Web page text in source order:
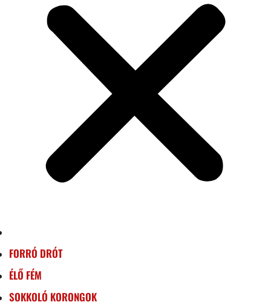
FORRÓ DRÓT
ÉLŐ FÉM
SOKKOLÓ KORONGOK